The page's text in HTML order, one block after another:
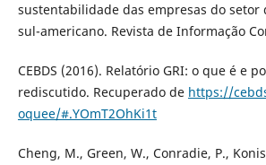
sustentabilidade das empresas do setor
sul-americano. Revista de Informação
CEBDS (2016). Relatório GRI: o que é e
rediscutido. Recuperado de https://
oquee/#.YOmT2OhKi1t
Cheng, M., Green, W., Conradie, P.,